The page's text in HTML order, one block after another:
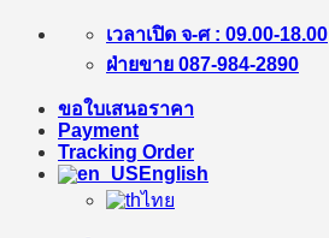
Skip
เวลาเปิด จ-ศ : 09.00-18.00
ฝ่ายขาย 087-984-2890
ขอใบเสนอราคา
Payment
Tracking Order
English
ไทย